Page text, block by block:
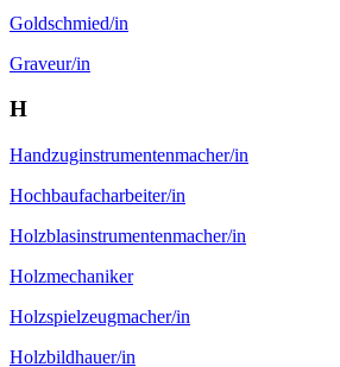
Gold­schmied/in
Graveur/in
H
Handzug­instrumenten­macher/in
Hochbau­facharbeiter/in
Holz­blasinstrumenten­macher/in
Holz­mechaniker
Holz­spielzeug­macher/in
Holzbild­hauer/in